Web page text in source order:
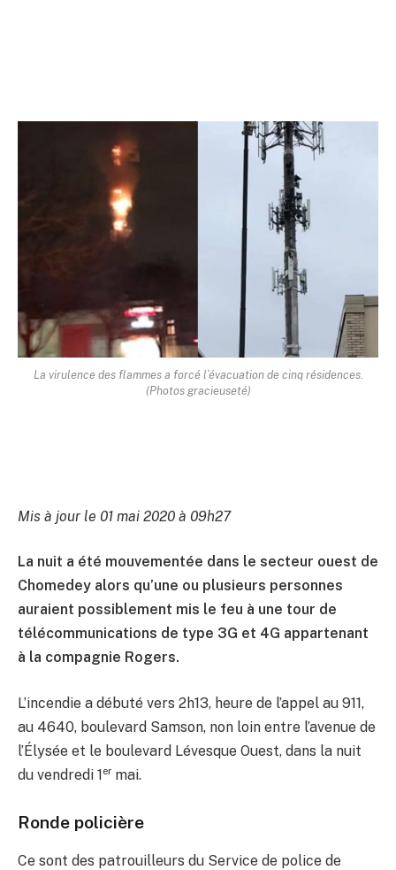
La virulence des flammes a forcé l’évacuation de cinq résidences.
(Photos gracieuseté)
Mis à jour le 01 mai 2020 à 09h27
La nuit a été mouvementée dans le secteur ouest de
Chomedey alors qu’une ou plusieurs personnes
auraient possiblement mis le feu à une tour de
télécommunications de type 3G et 4G appartenant
à la compagnie Rogers.
L’incendie a débuté vers 2h13, heure de l’appel au 911,
au 4640, boulevard Samson, non loin entre l’avenue de
l’Élysée et le boulevard Lévesque Ouest, dans la nuit
du vendredi 1er mai.
Ronde policière
Ce sont des patrouilleurs du Service de police de